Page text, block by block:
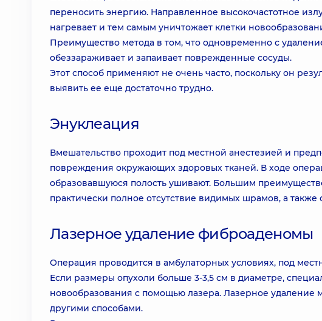
переносить энергию. Направленное высокочастотное
нагревает и тем самым уничтожает клетки
Преимущество метода в том, что одновременно с
обеззараживает и запаивает поврежденные сосуды.
Этот способ применяют не очень часто, поскольку он
выявить ее еще достаточно трудно.
Энуклеация
Вмешательство проходит под местной анестезией и
повреждения окружающих здоровых тканей. В ходе
образовавшуюся полость ушивают. Большим
практически полное отсутствие видимых шрамов, а также
Лазерное удаление фиброаденомы
Операция проводится в амбулаторных условиях, под
Если размеры опухоли больше 3-3,5 см в диаметре,
новообразования с помощью лазера. Лазерное удаление
другими способами.